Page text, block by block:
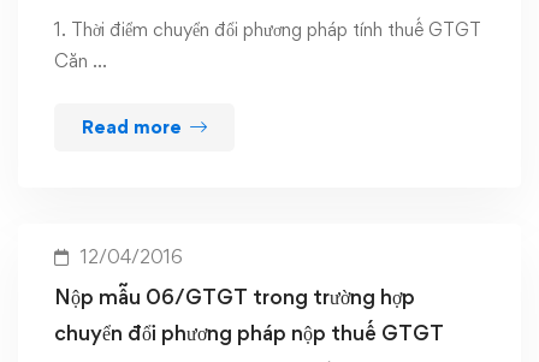
1. Thời điểm chuyển đổi phương pháp tính thuế GTGT
Căn …
Read more
12/04/2016
Nộp mẫu 06/GTGT trong trường hợp
chuyển đổi phương pháp nộp thuế GTGT